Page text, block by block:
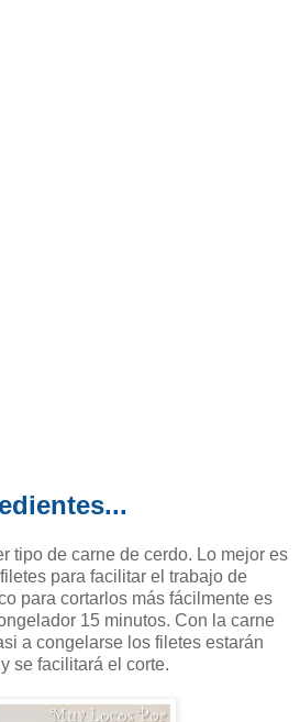
tipo de carne de cerdo. Lo mejor es
para facilitar el trabajo de
para cortarlos más fácilmente es
15 minutos. Con la carne
a congelarse los filetes estarán
se facilitará el corte.